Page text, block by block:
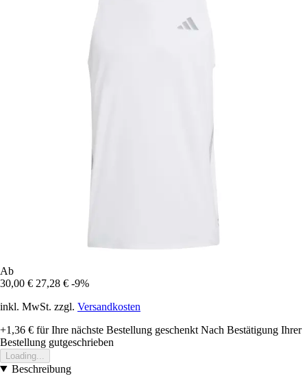
Ab
30,00 € 27,28 € -9%
inkl. MwSt. zzgl. Versandkosten
+1,36 € für Ihre nächste Bestellung geschenkt Nach Bestätigung Ihrer
Bestellung gutgeschrieben
Loading...
Beschreibung